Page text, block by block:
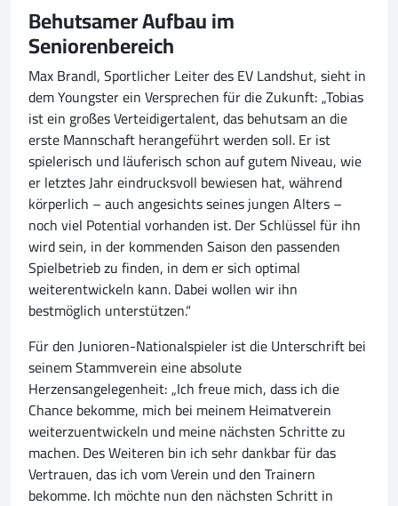
Behutsamer Aufbau im
Seniorenbereich
Max Brandl, Sportlicher Leiter des EV Landshut, sieht in
dem Youngster ein Versprechen für die Zukunft: „Tobias
ist ein großes Verteidigertalent, das behutsam an die
erste Mannschaft herangeführt werden soll. Er ist
spielerisch und läuferisch schon auf gutem Niveau, wie
er letztes Jahr eindrucksvoll bewiesen hat, während
körperlich – auch angesichts seines jungen Alters –
noch viel Potential vorhanden ist. Der Schlüssel für ihn
wird sein, in der kommenden Saison den passenden
Spielbetrieb zu finden, in dem er sich optimal
weiterentwickeln kann. Dabei wollen wir ihn
bestmöglich unterstützen.“
Für den Junioren-Nationalspieler ist die Unterschrift bei
seinem Stammverein eine absolute
Herzensangelegenheit: „Ich freue mich, dass ich die
Chance bekomme, mich bei meinem Heimatverein
weiterzuentwickeln und meine nächsten Schritte zu
machen. Des Weiteren bin ich sehr dankbar für das
Vertrauen, das ich vom Verein und den Trainern
bekomme. Ich möchte nun den nächsten Schritt in